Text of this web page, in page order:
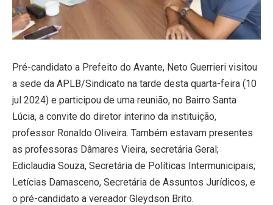
Pré-candidato a Prefeito do Avante, Neto Guerrieri visitou
a sede da APLB/Sindicato na tarde desta quarta-feira (10
jul 2024) e participou de uma reunião, no Bairro Santa
Lúcia, a convite do diretor interino da instituição,
professor Ronaldo Oliveira. Também estavam presentes
as professoras Dâmares Vieira, secretária Geral;
Ediclaudia Souza, Secretária de Políticas Intermunicipais;
Letícias Damasceno, Secretária de Assuntos Jurídicos, e
o pré-candidato a vereador Gleydson Brito.